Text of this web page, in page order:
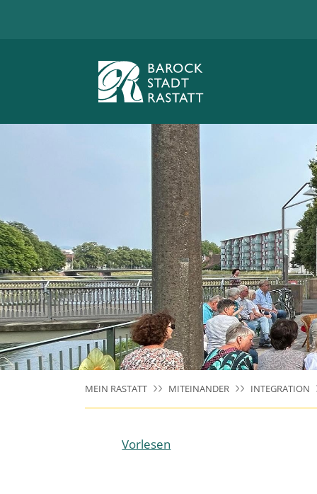
MEIN RASTATT MITEINANDER INTEGRATION
Vorlesen